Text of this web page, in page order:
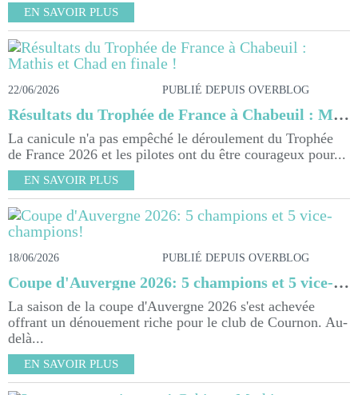
EN SAVOIR PLUS
22/06/2026 PUBLIÉ DEPUIS OVERBLOG
Résultats du Trophée de France à Chabeuil : Mathis et Chad en finale !
La canicule n'a pas empêché le déroulement du Trophée
de France 2026 et les pilotes ont du être courageux pour...
EN SAVOIR PLUS
18/06/2026 PUBLIÉ DEPUIS OVERBLOG
Coupe d'Auvergne 2026: 5 champions et 5 vice-champions!
La saison de la coupe d'Auvergne 2026 s'est achevée
offrant un dénouement riche pour le club de Cournon. Au-
delà...
EN SAVOIR PLUS